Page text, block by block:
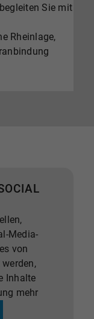
Sie mit
Rheinlage,
Media-
von
Inhalte
mehr